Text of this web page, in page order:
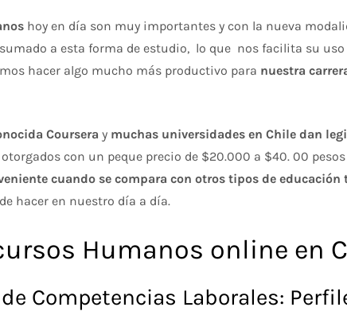
hoy en día son muy importantes y con la nueva
a esta forma de estudio, lo que nos facilita su
hacer algo mucho más productivo para nuestra
Coursera y muchas universidades en Chile dan
con un peque precio de $20.000 a $40. 00
cuando se compara con otros tipos de
hacer en nuestro día a día.
Humanos online en
Laborales: